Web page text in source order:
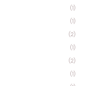
(1)
(1)
(2)
(1)
(2)
(1)